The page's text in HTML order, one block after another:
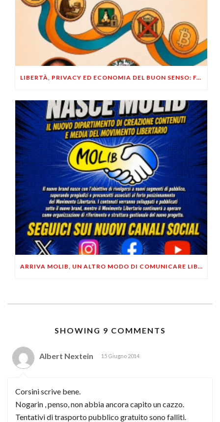
LIBERTÀ, PRIVACY ED ECONOMIA DEL BUON SENSO: FACCO E MUSUMECI A CASALECCHIO DI RENO (BO)
ARRIVA MOLIB, UN ALTRO MODO DI COMUNICARE LIBERTARIO
SHOWING 9 COMMENTS
Albert Nextein 15 Giugno 2014
Corsini scrive bene.
Nogarin , penso, non abbia ancora capito un cazzo.
Tentativi di trasporto pubblico gratuito sono falliti.